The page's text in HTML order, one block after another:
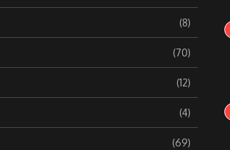
(8)
(70)
(12)
(4)
(69)